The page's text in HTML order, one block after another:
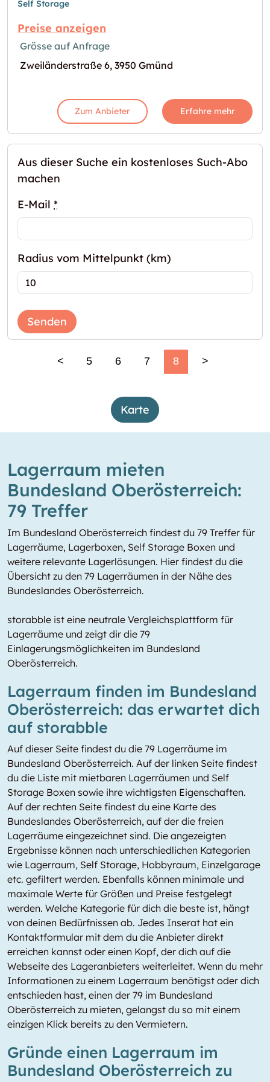
Self Storage
Preise anzeigen
Grösse auf Anfrage
Zweiländerstraße 6, 3950 Gmünd
Zum Anbieter Erfahre mehr
Aus dieser Suche ein kostenloses Such-Abo
machen
E-Mail *
Radius vom Mittelpunkt (km)
Senden
< 5 6 7 8 >
Karte
Lagerraum mieten
Bundesland Oberösterreich:
79 Treffer
Im Bundesland Oberösterreich findest du 79 Treffer für
Lagerräume, Lagerboxen, Self Storage Boxen und
weitere relevante Lagerlösungen. Hier findest du die
Übersicht zu den 79 Lagerräumen in der Nähe des
Bundeslandes Oberösterreich.
storabble ist eine neutrale Vergleichsplattform für
Lagerräume und zeigt dir die 79
Einlagerungsmöglichkeiten im Bundesland
Oberösterreich.
Lagerraum finden im Bundesland
Oberösterreich: das erwartet dich
auf storabble
Auf dieser Seite findest du die 79 Lagerräume im
Bundesland Oberösterreich. Auf der linken Seite findest
du die Liste mit mietbaren Lagerräumen und Self
Storage Boxen sowie ihre wichtigsten Eigenschaften.
Auf der rechten Seite findest du eine Karte des
Bundeslandes Oberösterreich, auf der die freien
Lagerräume eingezeichnet sind. Die angezeigten
Ergebnisse können nach unterschiedlichen Kategorien
wie Lagerraum, Self Storage, Hobbyraum, Einzelgarage
etc. gefiltert werden. Ebenfalls können minimale und
maximale Werte für Größen und Preise festgelegt
werden. Welche Kategorie für dich die beste ist, hängt
von deinen Bedürfnissen ab. Jedes Inserat hat ein
Kontaktformular mit dem du die Anbieter direkt
erreichen kannst oder einen Kopf, der dich auf die
Webseite des Lageranbieters weiterleitet. Wenn du mehr
Informationen zu einem Lagerraum benötigst oder dich
entschieden hast, einen der 79 im Bundesland
Oberösterreich zu mieten, gelangst du so mit einem
einzigen Klick bereits zu den Vermietern.
Gründe einen Lagerraum im
Bundesland Oberösterreich zu